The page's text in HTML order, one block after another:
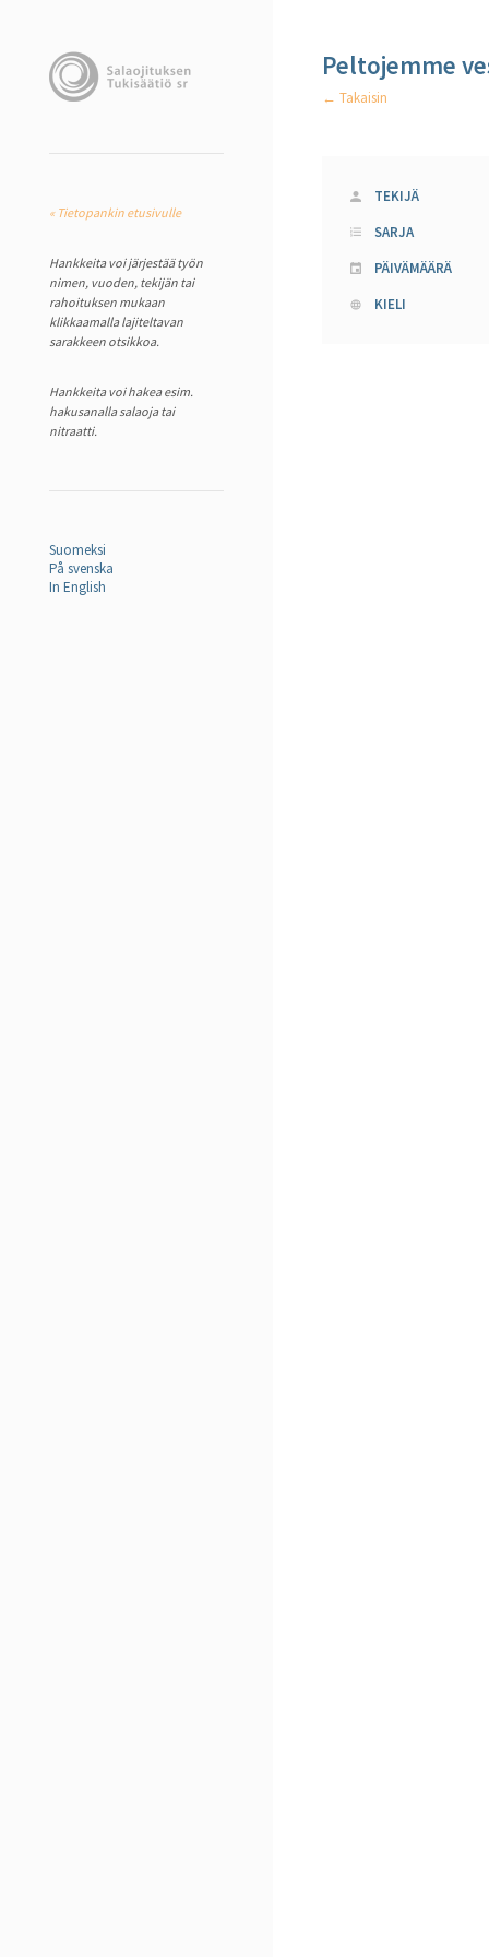
« Tietopankin etusivulle
Hankkeita voi järjestää työn
nimen, vuoden, tekijän tai
rahoituksen mukaan
klikkaamalla lajiteltavan
sarakkeen otsikkoa.
Hankkeita voi hakea esim.
hakusanalla salaoja tai
nitraatti.
Suomeksi
På svenska
In English
Peltojemme
← Takaisin
TEKIJÄ
SARJA
PÄIVÄMÄÄRÄ
KIELI